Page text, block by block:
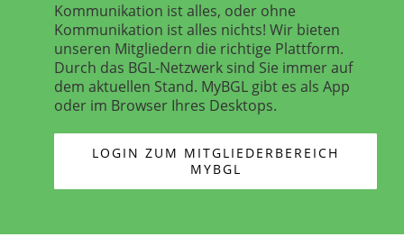
Kommunikation ist alles, oder ohne
Kommunikation ist alles nichts! Wir bieten
unseren Mitgliedern die richtige Plattform.
Durch das BGL-Netzwerk sind Sie immer auf
dem aktuellen Stand. MyBGL gibt es als App
oder im Browser Ihres Desktops.
LOGIN ZUM MITGLIEDERBEREICH
MYBGL